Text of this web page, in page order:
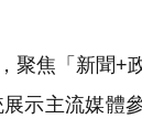
聚焦「新聞+
示主流媒體